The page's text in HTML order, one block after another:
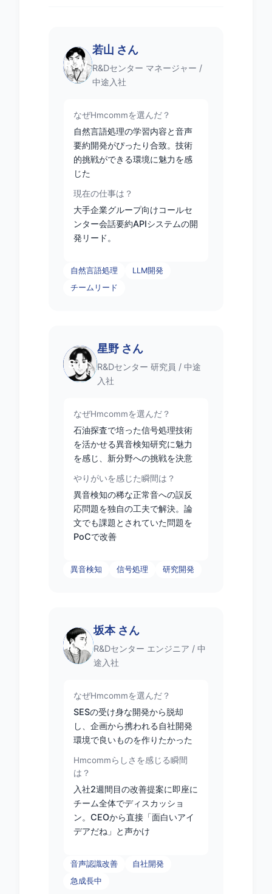
R.W.
若山 さん
R&Dセンター マネージャー /
中途入社
なぜHmcommを選んだ？
自然言語処理の学習内容と音声
要約開発がぴったり合致。技術
的挑戦ができる環境に魅力を感
じた
現在の仕事は？
大手企業グループ向けコールセ
ンター会話要約APIシステムの開
発リード。
自然言語処理
LLM開発
チームリード
S.H.
星野 さん
R&Dセンター 研究員 / 中途
入社
なぜHmcommを選んだ？
石油探査で培った信号処理技術
を活かせる異音検知研究に魅力
を感じ、新分野への挑戦を決意
やりがいを感じた瞬間は？
異音検知の稀な正常音への誤反
応問題を独自の工夫で解決。論
文でも課題とされていた問題を
PoCで改善
異音検知 信号処理 研究開発
K.S.
坂本 さん
R&Dセンター エンジニア / 中
途入社
なぜHmcommを選んだ？
SESの受け身な開発から脱却
し、企画から携われる自社開発
環境で良いものを作りたかった
Hmcommらしさを感じる瞬間
は？
入社2週間目の改善提案に即座に
チーム全体でディスカッショ
ン。CEOから直接「面白いアイ
デアだね」と声かけ
音声認識改善
自社開発
急成長中